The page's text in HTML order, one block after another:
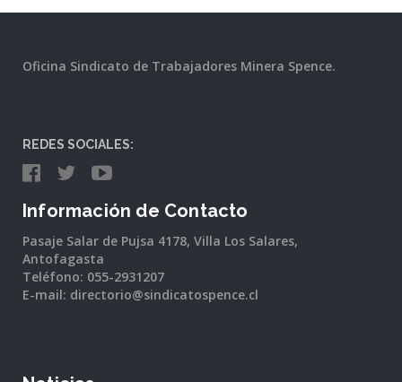
Oficina Sindicato de Trabajadores Minera Spence.
REDES SOCIALES:
Información de Contacto
Pasaje Salar de Pujsa 4178, Villa Los Salares,
Antofagasta
Teléfono: 055-2931207
E-mail: directorio@sindicatospence.cl